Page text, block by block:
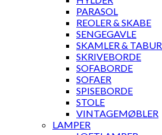
PARASOL
REOLER & SKABE
SENGEGAVLE
SKAMLER &
SKRIVEBORDE
SOFABORDE
SOFAER
SPISEBORDE
STOLE
VINTAGEMØBLER
LAMPER